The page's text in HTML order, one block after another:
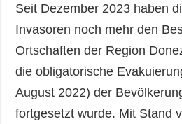
Seit Dezember 2023 haben
Invasoren noch mehr den
Ortschaften der Region
die obligatorische
August 2022) der
fortgesetzt wurde. Mit Stand